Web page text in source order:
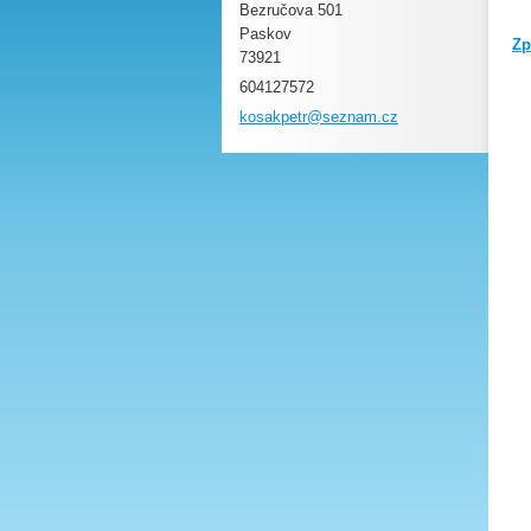
Bezručova 501
Paskov
73921
604127572
kosakpetr@seznam.cz